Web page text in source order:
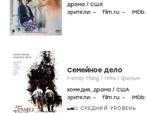
драма / США
зрители: – film.ru: – IMDb:
Семейное дело
Family Thing / 1996 / фильм
комедия, драма / США
зрители: – film.ru: – IMDb:
СРЕДНИЙ УРОВЕНЬ